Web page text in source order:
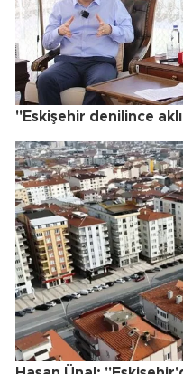
"Eskişehir denilince